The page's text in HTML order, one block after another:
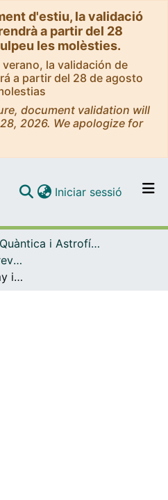
d'estiu, la validació
a partir del 28
les molèsties.
la validación de
a partir del 28 de agosto
document validation will
2026. We apologize for
Navega per tot el DD
Com publicar
Iniciar sessió (current)
Física Quàntica i Astrofísica
Articles publicats en revistes (Física Quàntica i Astrofísica)
GNSS Solar Astronomy in real-time during more than one solar cycle